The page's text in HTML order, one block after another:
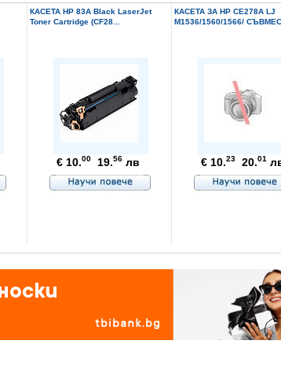
КАСЕТА HP 83A Black LaserJet
Toner Cartridge (CF28...
€ 10.00 19.56 лв
КАСЕТА ЗА HP CE278A LJ
M1536/1560/1566/
€ 10.23 20.01